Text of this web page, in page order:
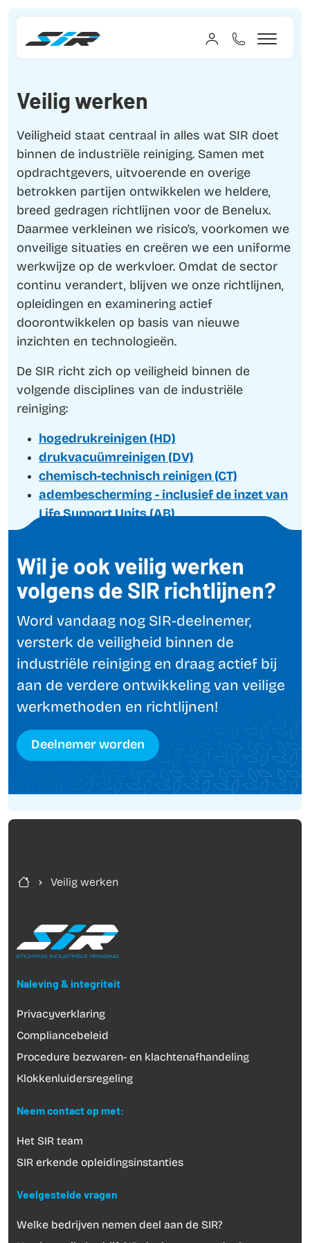
Veilig werken
Veiligheid staat centraal in alles wat SIR doet
binnen de industriële reiniging. Samen met
opdrachtgevers, uitvoerende en overige
betrokken partijen ontwikkelen we heldere,
breed gedragen richtlijnen voor de Benelux.
Daarmee verkleinen we risico’s, voorkomen we
onveilige situaties en creëren we een uniforme
werkwijze op de werkvloer. Omdat de sector
continu verandert, blijven we onze richtlijnen,
opleidingen en examinering actief
doorontwikkelen op basis van nieuwe
inzichten en technologieën.
De SIR richt zich op veiligheid binnen de
volgende disciplines van de industriële
reiniging:
hogedrukreinigen (HD)
drukvacuümreinigen (DV)
chemisch-technisch reinigen (CT)
adembescherming - inclusief de inzet van
Life Support Units (AB)
Wil je ook veilig werken
volgens de SIR richtlijnen?
Word vandaag nog SIR-deelnemer,
versterk de veiligheid binnen de
industriële reiniging en draag actief bij
aan de verdere ontwikkeling van veilige
werkmethoden en richtlijnen!
Deelnemer worden
Veilig werken
Naleving & integriteit
Privacyverklaring
Compliancebeleid
Procedure bezwaren- en klachtenafhandeling
Klokkenluidersregeling
Neem contact op met:
Het SIR team
SIR erkende opleidingsinstanties
Veelgestelde vragen
Welke bedrijven nemen deel aan de SIR?